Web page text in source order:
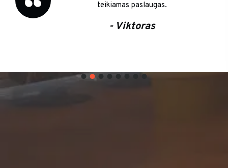
teikiamas paslaugas.
- Viktoras